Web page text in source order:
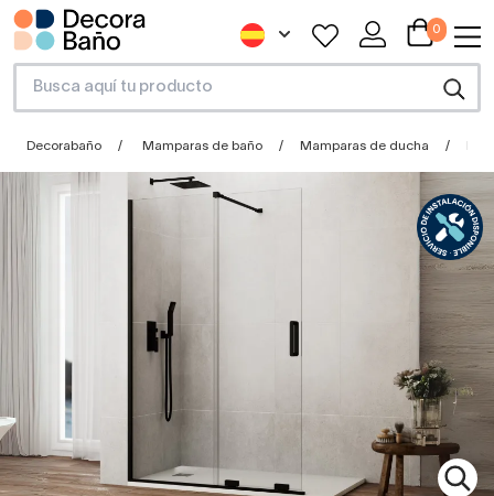
0
Decorabaño Mamparas de baño Mamparas de ducha